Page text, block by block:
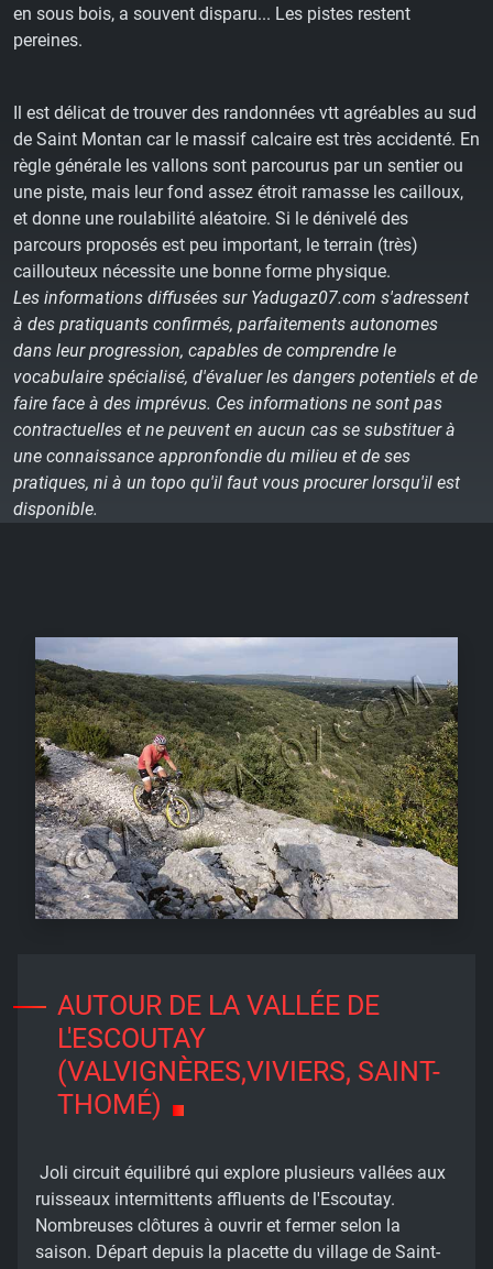
en sous bois, a souvent disparu... Les pistes restent
pereines.
Il est délicat de trouver des randonnées vtt agréables au sud
de Saint Montan car le massif calcaire est très accidenté. En
règle générale les vallons sont parcourus par un sentier ou
une piste, mais leur fond assez étroit ramasse les cailloux,
et donne une roulabilité aléatoire. Si le dénivelé des
parcours proposés est peu important, le terrain (très)
caillouteux nécessite une bonne forme physique.
Les informations diffusées sur Yadugaz07.com s'adressent
à des pratiquants confirmés, parfaitements autonomes
dans leur progression, capables de comprendre le
vocabulaire spécialisé, d'évaluer les dangers potentiels et de
faire face à des imprévus. Ces informations ne sont pas
contractuelles et ne peuvent en aucun cas se substituer à
une connaissance appronfondie du milieu et de ses
pratiques, ni à un topo qu'il faut vous procurer lorsqu'il est
disponible.
AUTOUR DE LA VALLÉE DE
L'ESCOUTAY
(VALVIGNÈRES,VIVIERS, SAINT-
THOMÉ)
Joli circuit équilibré qui explore plusieurs vallées aux
ruisseaux intermittents affluents de l'Escoutay.
Nombreuses clôtures à ouvrir et fermer selon la
saison. Départ depuis la placette du village de Saint-